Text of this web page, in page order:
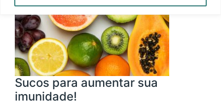
Sucos para aumentar sua
imunidade!